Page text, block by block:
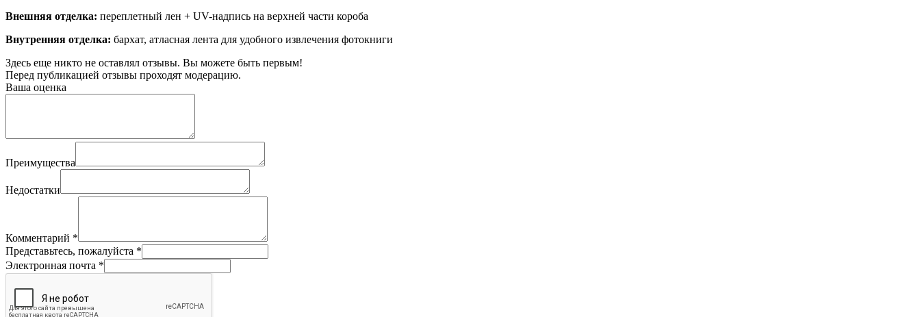
Внешняя отделка: переплетный лен + UV-надпись на верхней части короба
Внутренняя отделка: бархат, атласная лента для удобного извлечения фотокниги
Здесь еще никто не оставлял отзывы. Вы можете быть первым!
Перед публикацией отзывы проходят модерацию.
Ваша оценка
Преимущества
Недостатки
Комментарий *
Представьтесь, пожалуйста *
Электронная почта *